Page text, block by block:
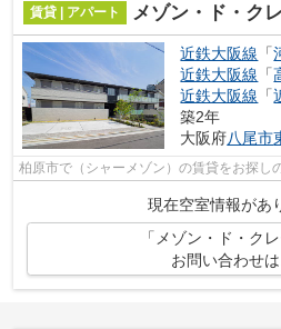
賃貸 | アパート メゾン・ド・ク
近鉄大阪線 「
近鉄大阪線 「
近鉄大阪線 「
築2年
大阪府八尾市
柏原市で（シャーメゾン）の賃貸をお探し
現在空室情報があ
「メゾン・ド・ク
お問い合わせ